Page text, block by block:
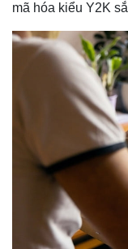
mã hóa kiểu Y2K